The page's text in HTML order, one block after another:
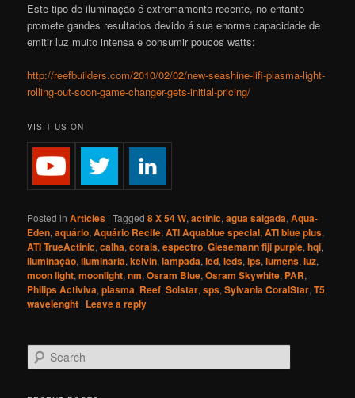
Este tipo de iluminação é extremamente recente, no entanto
promete gandes resultados devido á sua enorme capacidade de
emitir luz muito intensa e consumir poucos watts:
http://reefbuilders.com/2010/02/02/new-seashine-lifi-plasma-light-
rolling-out-soon-game-changer-gets-initial-pricing/
VISIT US ON
Posted in Articles |Tagged 8 X 54 W,actinic,agua salgada,Aqua-
Eden,aquário,Aquário Recife,ATI Aquablue special,ATI blue plus,
ATI TrueActinic,calha,corais,espectro,Giesemann fiji purple,hqi,
iluminação,iluminaria,kelvin,lampada,led,leds,lps,lumens,luz,
moon light,moonlight,nm,Osram Blue,Osram Skywhite, PAR,
Philips Activiva,plasma, Reef,Solstar,sps,Sylvania CoralStar,T5,
wavelenght | Leave a reply
e